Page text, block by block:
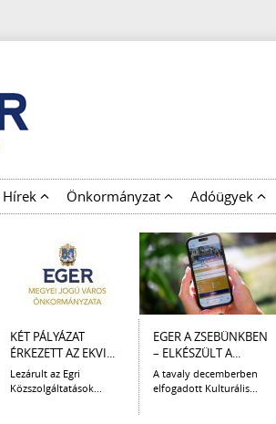
Hírek Önkormányzat Adóügyek
KÉT PÁLYÁZAT
ÉRKEZETT AZ EKVI...
Lezárult az Egri
Közszolgáltatások...
EGER A ZSEBÜNKBEN
– ELKÉSZÜLT A...
A tavaly decemberben
elfogadott Kulturális...